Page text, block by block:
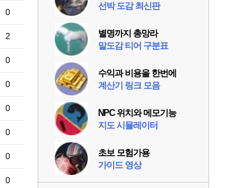
0
2
0
0
0
0
0
0
선박 도감 최신판
별명까지 총망라
말도감 티어 구분표
수익과 비용을 한번에
계산기 링크 모음
NPC 위치와 메모기능
지도 시뮬레이터
초보 모험가용
가이드 영상